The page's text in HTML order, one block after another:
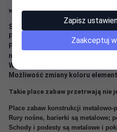
wymiary :540 x 270 x 245 cm
Strefa bezpieczeństwa: 940 x 670
Przeznaczenie:
Parki rozrywki, szkoły,
nieruchomości, place miejskie,
Wiek użytkownika : 3 - 12 lat.
Możliwość zmiany koloru
Takie place zabaw przetrwają nie
Place zabaw konstrukcji metalowo-
Rury nośne, barierki są metalowe;
Schody i podesty są metalowe i
Zapisz
Zaakceptuj